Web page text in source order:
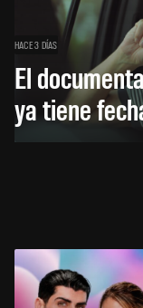
HACE 3 DÍAS
El
ya tiene